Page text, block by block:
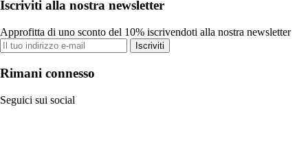
Iscriviti alla nostra newsletter
Approfitta di uno sconto del 10% iscrivendoti alla nostra newsletter
Iscriviti
Rimani connesso
Seguici sui social